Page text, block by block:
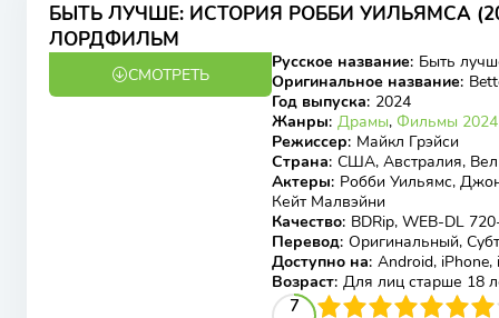
БЫТЬ ЛУЧШЕ: ИСТОРИЯ РОББИ УИЛЬЯМСА
ЛОРДФИЛЬМ
BDRip, WEB-DL
7.57 7.5
СМОТРЕТЬ
Русское название: Быть
Оригинальное название:
Год выпуска: 2024
Жанры: Драмы, Фильмы 2024
Режиссер: Майкл Грэйси
Страна: США, Австралия,
Актеры: Робби Уильямс,
Кейт Малвэйни
Качество: BDRip, WEB-DL
Перевод: Оригинальный,
Доступно на: Android, iPhone,
Возраст: Для лиц старше 18
7
4 5 6 7 8 9 10